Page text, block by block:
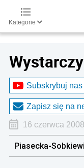
Kategorie
Subskrybuj
Zapisz się na
16 czerwca
Piasecka-